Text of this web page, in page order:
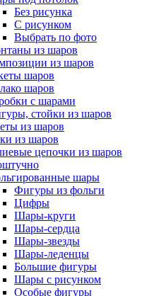
Без рисунка
С рисунком
Выбрать по фото
из шаров
из шаров
шаров
шаров
с шарами
стойки из шаров
из шаров
из шаров
цепочки из шаров
шары
Фигуры из фольги
Цифры
Шары-круги
Шары-сердца
Шары-звезды
Шары-леденцы
Большие фигуры
Шары с рисунком
Особые фигуры